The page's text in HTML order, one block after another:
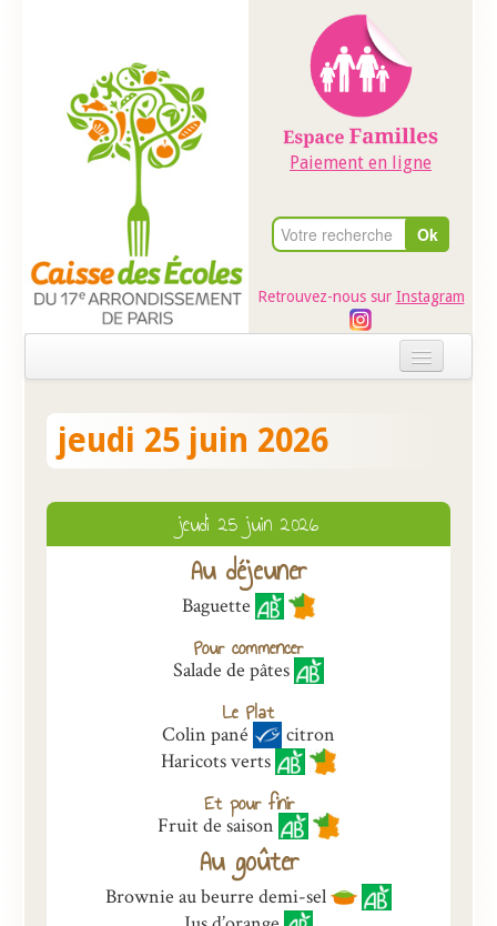
Paiement en ligne
Retrouvez-nous sur Instagram
Evénements
Présentation
Inscriptions et tarifs
Qualité
Menus
Recrutement
Nous contacter
jeudi 25 juin 2026
jeudi 25 juin 2026
Au déjeuner
Baguette
Pour commencer
Salade de pâtes
Le Plat
Colin pané
citron
Haricots verts
Et pour finir
Fruit de saison
Au goûter
Brownie au beurre demi-sel